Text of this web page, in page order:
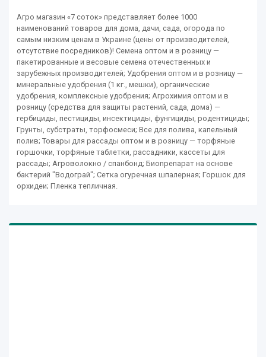
Агро магазин «7 соток» представляет более 1000
наименований товаров для дома, дачи, сада, огорода по
самым низким ценам в Украине (цены от производителей,
отсутствие посредников)! Семена оптом и в розницу —
пакетированные и весовые семена отечественных и
зарубежных производителей; Удобрения оптом и в розницу —
минеральные удобрения (1 кг., мешки), органические
удобрения, комплексные удобрения; Агрохимия оптом и в
розницу (средства для защиты растений, сада, дома) —
гербициды, пестициды, инсектициды, фунгициды, родентициды;
Грунты, субстраты, торфосмеси; Все для полива, капельный
полив; Товары для рассады оптом и в розницу — торфяные
горшочки, торфяные таблетки, рассадники, кассеты для
рассады; Агроволокно / спанбонд; Биопрепарат на основе
бактерий "Водограй"; Сетка огуречная шпалерная; Горшок для
орхидеи; Пленка тепличная.